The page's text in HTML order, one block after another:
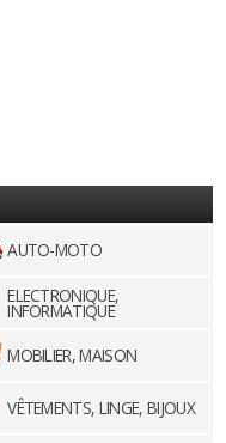
AUTO-MOTO
ELECTRONIQUE,
INFORMATIQUE
MOBILIER, MAISON
VÊTEMENTS, LINGE, BIJOUX